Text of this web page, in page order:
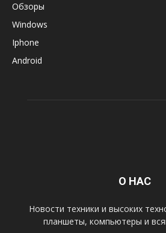
Обзоры
Windows
Iphone
Android
О НАС
Новости техники и высоких
планшеты, компьютеры и